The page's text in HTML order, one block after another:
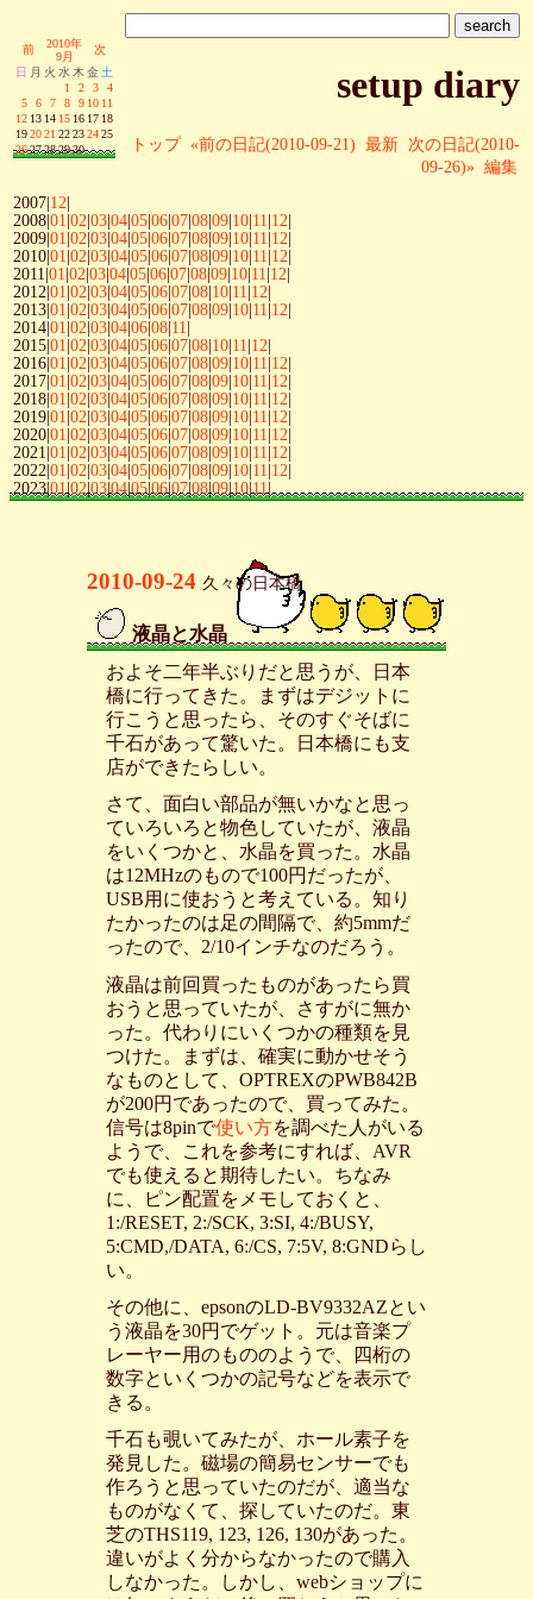
前
2010年
9月
次
日 月 火 水 木 金 土
1
2 3
4
5
6 7 8 9 10 11
12 13 14 15 16 17 18
192021 22232425
2627282930
setup diary
トップ «前の日記(2010-09-21) 最新 次の日記(2010-
09-26)» 編集
2007|12|
2008|01|02|03|04|05|06|07|08|09|10|11|12|
2009|01|02|03|04|05|06|07|08|09|10|11|12|
2010|01|02|03|04|05|06|07|08|09|10|11|12|
2011|01|02|03|04|05|06|07|08|09|10|11|12|
2012|01|02|03|04|05|06|07|08|10|11|12|
2013|01|02|03|04|05|06|07|08|09|10|11|12|
2014|01|02|03|04|06|08|11|
2015|01|02|03|04|05|06|07|08|10|11|12|
2016|01|02|03|04|05|06|07|08|09|10|11|12|
2017|01|02|03|04|05|06|07|08|09|10|11|12|
2018|01|02|03|04|05|06|07|08|09|10|11|12|
2019|01|02|03|04|05|06|07|08|09|10|11|12|
2020|01|02|03|04|05|06|07|08|09|10|11|12|
2021|01|02|03|04|05|06|07|08|09|10|11|12|
2022|01|02|03|04|05|06|07|08|09|10|11|12|
2023|01|02|03|04|05|06|07|08|09|10|11|
2010-09-24 久々の日本橋
液晶と水晶
およそ二年半ぶりだと思うが、日本
橋に行ってきた。まずはデジットに
行こうと思ったら、そのすぐそばに
千石があって驚いた。日本橋にも支
店ができたらしい。
さて、面白い部品が無いかなと思っ
ていろいろと物色していたが、液晶
をいくつかと、水晶を買った。水晶
は12MHzのもので100円だったが、
USB用に使おうと考えている。知り
たかったのは足の間隔で、約5mmだ
ったので、2/10インチなのだろう。
液晶は前回買ったものがあったら買
おうと思っていたが、さすがに無か
った。代わりにいくつかの種類を見
つけた。まずは、確実に動かせそう
なものとして、OPTREXのPWB842B
が200円であったので、買ってみた。
信号は8pinで使い方を調べた人がいる
ようで、これを参考にすれば、AVR
でも使えると期待したい。ちなみ
に、ピン配置をメモしておくと、
1:/RESET, 2:/SCK, 3:SI, 4:/BUSY,
5:CMD,/DATA, 6:/CS, 7:5V, 8:GNDらし
い。
その他に、epsonのLD-BV9332AZとい
う液晶を30円でゲット。元は音楽プ
レーヤー用のもののようで、四桁の
数字といくつかの記号などを表示で
きる。
千石も覗いてみたが、ホール素子を
発見した。磁場の簡易センサーでも
作ろうと思っていたのだが、適当な
ものがなくて、探していたのだ。東
芝のTHS119, 123, 126, 130があった。
違いがよく分からなかったので購入
しなかった。しかし、webショップに